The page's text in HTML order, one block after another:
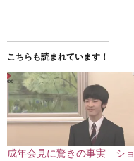
こちらも読まれています！
成年会見に驚きの事実 ショ